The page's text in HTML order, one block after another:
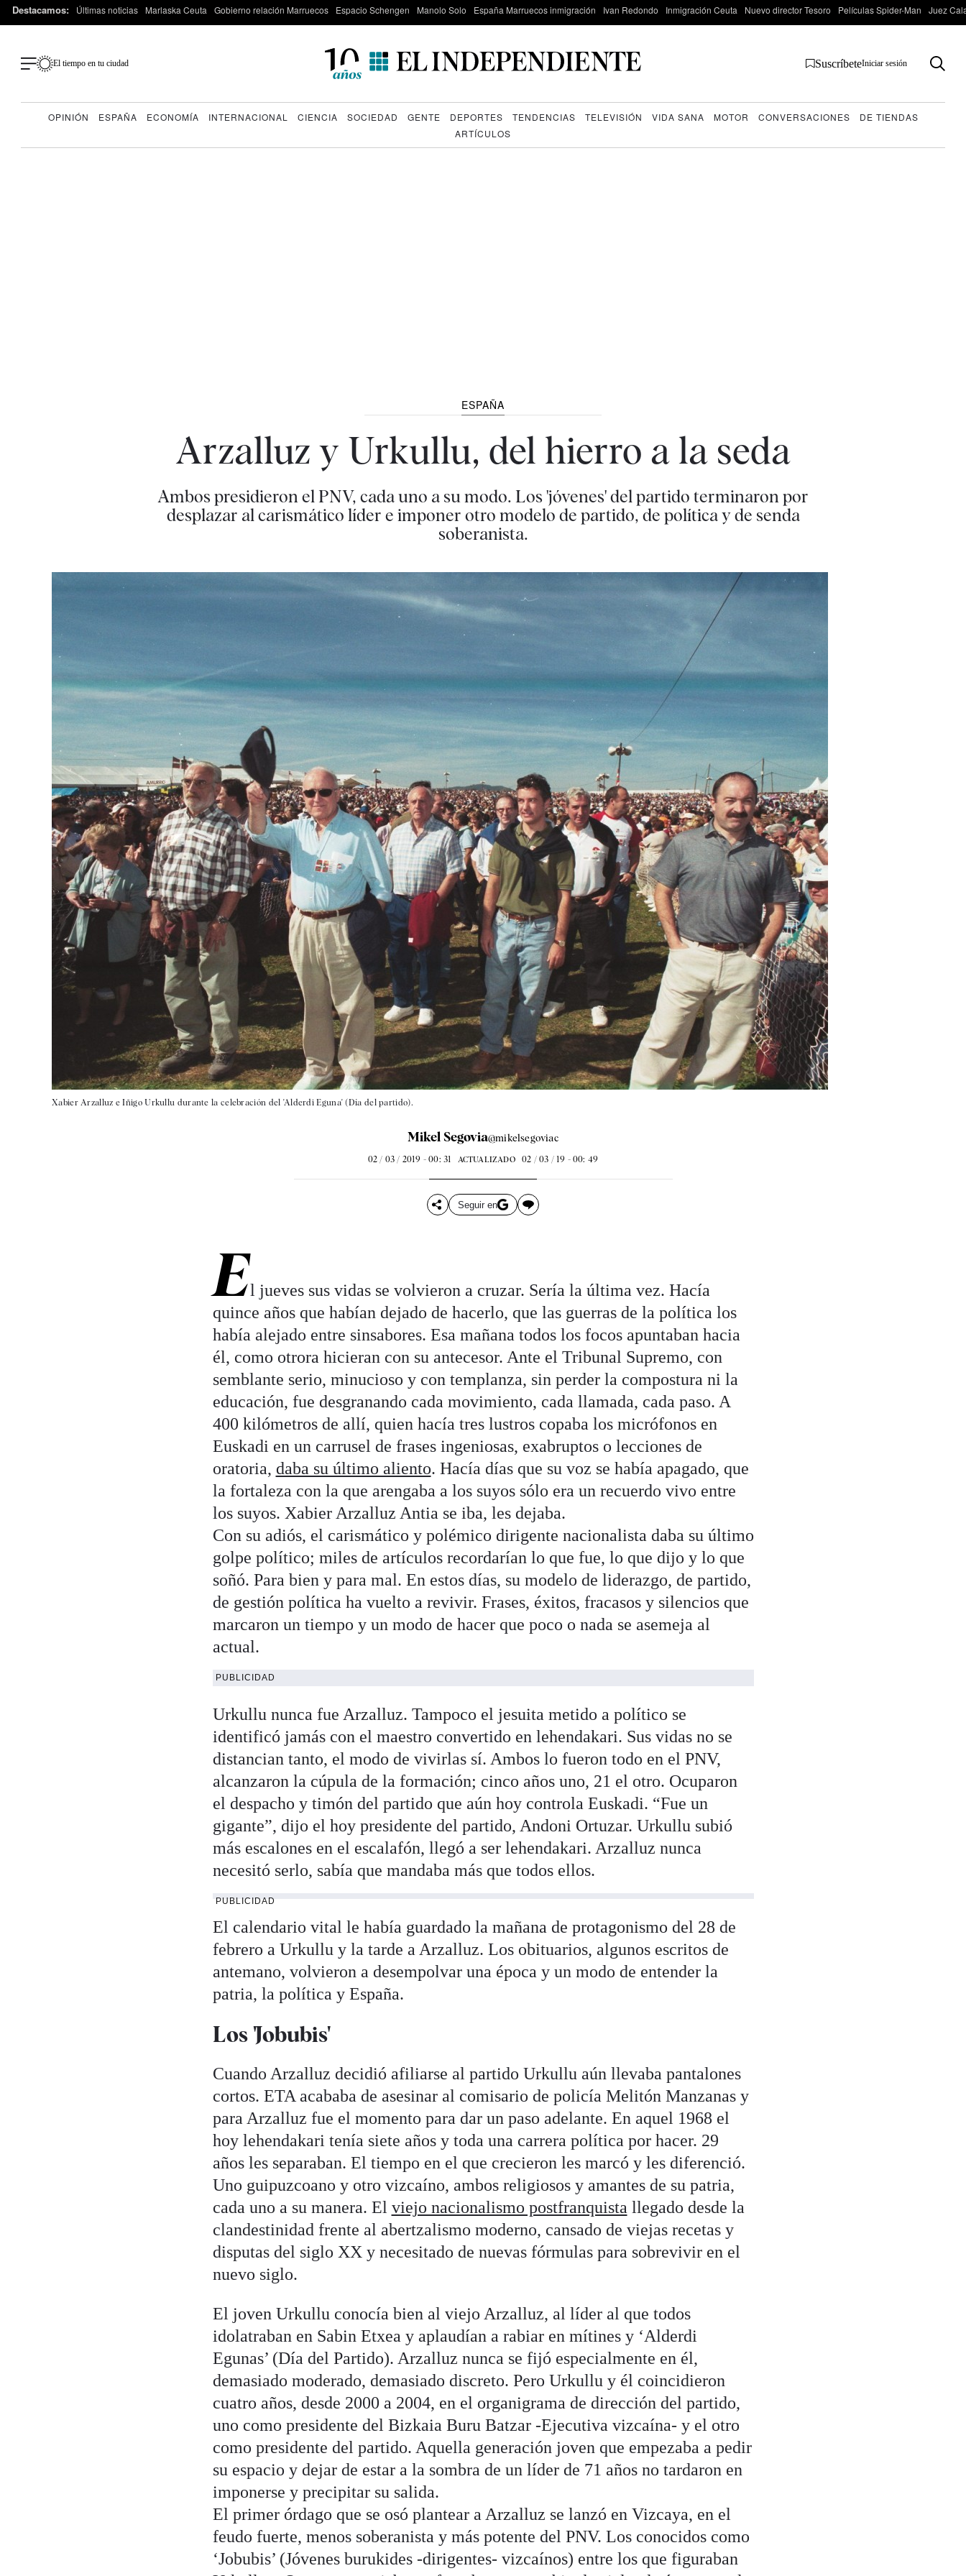
Destacamos: Últimas noticias Marlaska Ceuta Gobierno relación Marruecos Espacio Schengen Manolo Solo España Marruecos inmigración Ivan Redondo Inmigración Ceuta Nuevo director Tesoro Películas Spider-Man Juez
El tiempo en tu ciudad SuscríbeteIniciar sesión
OPINIÓN ESPAÑA ECONOMÍA INTERNACIONAL CIENCIA SOCIEDAD GENTE DEPORTES TENDENCIAS TELEVISIÓN VIDA SANA MOTOR CONVERSACIONES
DE TIENDAS
ARTÍCULOS
ESPAÑA
Arzalluz y Urkullu, del hierro a la seda
Ambos presidieron el PNV, cada uno a su modo. Los 'jóvenes' del partido terminaron por
desplazar al carismático líder e imponer otro modelo de partido, de política y de senda
soberanista.
Xabier Arzalluz e Iñigo Urkullu durante la celebración del 'Alderdi Eguna' (Día del partido).
Mikel Segovia@mikelsegoviac
02 / 03 / 2019 - 00: 31 ACTUALIZADO 02 / 03 / 19 - 00: 49
Seguir en
El jueves sus vidas se volvieron a cruzar. Sería la última vez. Hacía
quince años que habían dejado de hacerlo, que las guerras de la política los
había alejado entre sinsabores. Esa mañana todos los focos apuntaban hacia
él, como otrora hicieran con su antecesor. Ante el Tribunal Supremo, con
semblante serio, minucioso y con templanza, sin perder la compostura ni la
educación, fue desgranando cada movimiento, cada llamada, cada paso. A
400 kilómetros de allí, quien hacía tres lustros copaba los micrófonos en
Euskadi en un carrusel de frases ingeniosas, exabruptos o lecciones de
oratoria, daba su último aliento. Hacía días que su voz se había apagado, que
la fortaleza con la que arengaba a los suyos sólo era un recuerdo vivo entre
los suyos. Xabier Arzalluz Antia se iba, les dejaba.
Con su adiós, el carismático y polémico dirigente nacionalista daba su último
golpe político; miles de artículos recordarían lo que fue, lo que dijo y lo que
soñó. Para bien y para mal. En estos días, su modelo de liderazgo, de partido,
de gestión política ha vuelto a revivir. Frases, éxitos, fracasos y silencios que
marcaron un tiempo y un modo de hacer que poco o nada se asemeja al
actual.
PUBLICIDAD
Urkullu nunca fue Arzalluz. Tampoco el jesuita metido a político se
identificó jamás con el maestro convertido en lehendakari. Sus vidas no se
distancian tanto, el modo de vivirlas sí. Ambos lo fueron todo en el PNV,
alcanzaron la cúpula de la formación; cinco años uno, 21 el otro. Ocuparon
el despacho y timón del partido que aún hoy controla Euskadi. “Fue un
gigante”, dijo el hoy presidente del partido, Andoni Ortuzar. Urkullu subió
más escalones en el escalafón, llegó a ser lehendakari. Arzalluz nunca
necesitó serlo, sabía que mandaba más que todos ellos.
PUBLICIDAD
El calendario vital le había guardado la mañana de protagonismo del 28 de
febrero a Urkullu y la tarde a Arzalluz. Los obituarios, algunos escritos de
antemano, volvieron a desempolvar una época y un modo de entender la
patria, la política y España.
Los 'Jobubis'
Cuando Arzalluz decidió afiliarse al partido Urkullu aún llevaba pantalones
cortos. ETA acababa de asesinar al comisario de policía Melitón Manzanas y
para Arzalluz fue el momento para dar un paso adelante. En aquel 1968 el
hoy lehendakari tenía siete años y toda una carrera política por hacer. 29
años les separaban. El tiempo en el que crecieron les marcó y les diferenció.
Uno guipuzcoano y otro vizcaíno, ambos religiosos y amantes de su patria,
cada uno a su manera. El viejo nacionalismo postfranquista llegado desde la
clandestinidad frente al abertzalismo moderno, cansado de viejas recetas y
disputas del siglo XX y necesitado de nuevas fórmulas para sobrevivir en el
nuevo siglo.
El joven Urkullu conocía bien al viejo Arzalluz, al líder al que todos
idolatraban en Sabin Etxea y aplaudían a rabiar en mítines y ‘Alderdi
Egunas’ (Día del Partido). Arzalluz nunca se fijó especialmente en él,
demasiado moderado, demasiado discreto. Pero Urkullu y él coincidieron
cuatro años, desde 2000 a 2004, en el organigrama de dirección del partido,
uno como presidente del Bizkaia Buru Batzar -Ejecutiva vizcaína- y el otro
como presidente del partido. Aquella generación joven que empezaba a pedir
su espacio y dejar de estar a la sombra de un líder de 71 años no tardaron en
imponerse y precipitar su salida.
El primer órdago que se osó plantear a Arzalluz se lanzó en Vizcaya, en el
feudo fuerte, menos soberanista y más potente del PNV. Los conocidos como
‘Jobubis’ (Jóvenes burukides -dirigentes- vizcaínos) entre los que figuraban